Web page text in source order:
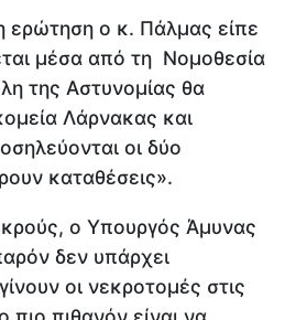
ερώτηση ο κ. Πάλμας είπε
μέσα από τη Νομοθεσία
της Αστυνομίας θα
Λάρνακας και
οι δύο
καταθέσεις».
ο Υπουργός Άμυνας
δεν υπάρχει
οι νεκροτομές στις